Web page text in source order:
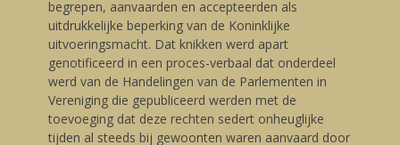
begrepen, aanvaarden en accepteerden als
uitdrukkelijke beperking van de Koninklijke
uitvoeringsmacht. Dat knikken werd apart
genotificeerd in een proces-verbaal dat onderdeel
werd van de Handelingen van de Parlementen in
Vereniging die gepubliceerd werden met de
toevoeging dat deze rechten sedert onheuglijke
tijden al steeds bij gewoonten waren aanvaard door